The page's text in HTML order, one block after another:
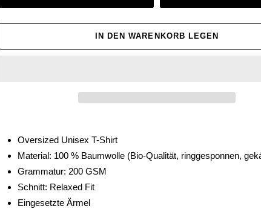
IN DEN WARENKORB LEGEN
Warenkorb
hinzugefügt
Oversized Unisex T-Shirt
Material: 100 % Baumwolle (Bio-Qualität, ringgesponnen,
Grammatur: 200 GSM
Schnitt: Relaxed Fit
Eingesetzte Ärmel